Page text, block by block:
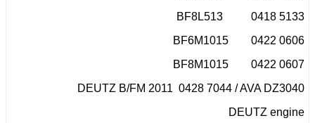
BF8L513 0418 5133
BF6M1015 0422 0606
BF8M1015 0422 0607
DEUTZ B/FM 2011 0428 7044 / AVA DZ3040
DEUTZ engine